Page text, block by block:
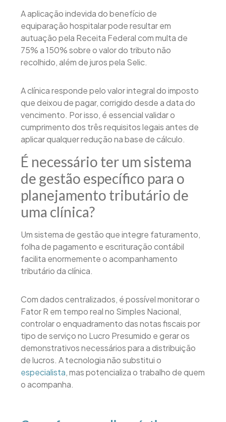
A aplicação indevida do benefício de
equiparação hospitalar pode resultar em
autuação pela Receita Federal com multa de
75% a 150% sobre o valor do tributo não
recolhido, além de juros pela Selic.
A clínica responde pelo valor integral do imposto
que deixou de pagar, corrigido desde a data do
vencimento. Por isso, é essencial validar o
cumprimento dos três requisitos legais antes de
aplicar qualquer redução na base de cálculo.
É necessário ter um sistema
de gestão específico para o
planejamento tributário de
uma clínica?
Um sistema de gestão que integre faturamento,
folha de pagamento e escrituração contábil
facilita enormemente o acompanhamento
tributário da clínica.
Com dados centralizados, é possível monitorar o
Fator R em tempo real no Simples Nacional,
controlar o enquadramento das notas fiscais por
tipo de serviço no Lucro Presumido e gerar os
demonstrativos necessários para a distribuição
de lucros. A tecnologia não substitui o
especialista, mas potencializa o trabalho de quem
o acompanha.